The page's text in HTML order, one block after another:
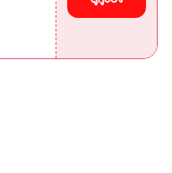
เสาร์-อาทิตย์) ระยะเวลาจำหน่าย : 15
มีนาคม 2569 - 6 พฤศจิกายน 2569
เวลาแลกบัตรพาส: 15 มีนาคม